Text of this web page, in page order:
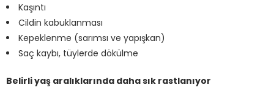
Kaşıntı
Cildin kabuklanması
Kepeklenme (sarımsı ve yapışkan)
Saç kaybı, tüylerde dökülme
Belirli yaş aralıklarında daha sık rastlanıyor